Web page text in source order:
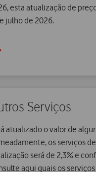
esta atualização de
julho de 2026.
Serviços
atualizado o valor de
os serviços
será de 2,3% e
aqui quais os